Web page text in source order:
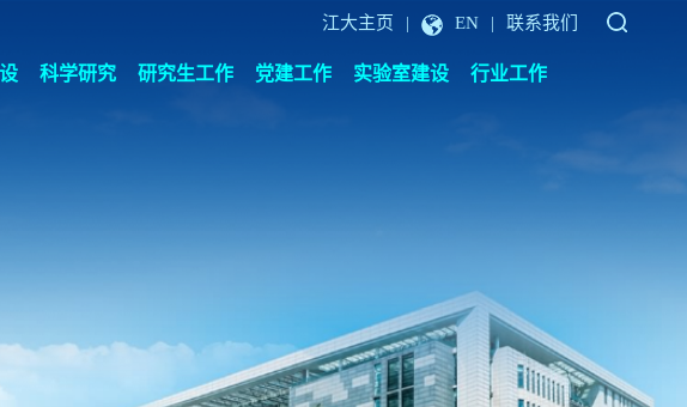
江大主页 EN 联系我们
科学研究 研究生工作 党建工作 实验室建设 行业工作